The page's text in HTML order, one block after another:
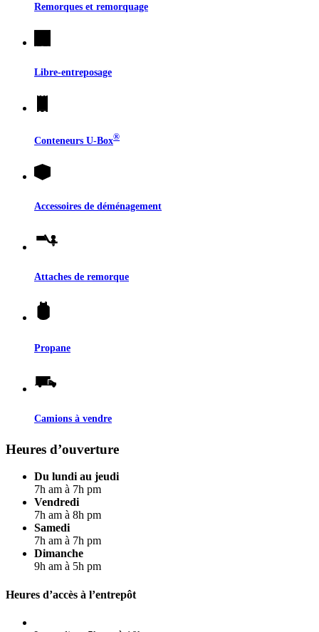
Remorques et remorquage
Libre-entreposage
Conteneurs U-Box®
Accessoires de déménagement
Attaches de remorque
Propane
Camions à vendre
Heures d’ouverture
Du lundi au jeudi
7h am à 7h pm
Vendredi
7h am à 8h pm
Samedi
7h am à 7h pm
Dimanche
9h am à 5h pm
Heures d’accès à l’entrepôt